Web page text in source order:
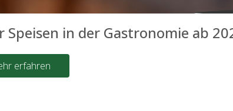
in der Gastronomie ab
erfahren